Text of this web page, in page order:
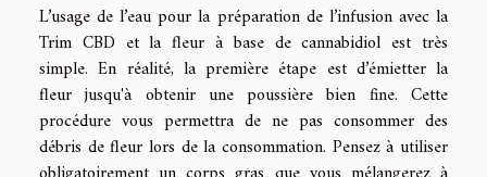
L’usage de l’eau pour la préparation de l’infusion avec la
Trim CBD et la fleur à base de cannabidiol est très
simple. En réalité, la première étape est d’émietter la
fleur jusqu'à obtenir une poussière bien fine. Cette
procédure vous permettra de ne pas consommer des
débris de fleur lors de la consommation. Pensez à utiliser